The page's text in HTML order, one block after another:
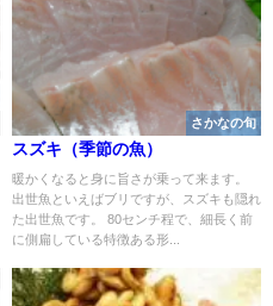
さかなの旬
スズキ（季節の魚）
暖かくなると身に旨さが乗って来ます。
出世魚といえばブリですが、スズキも隠れ
た出世魚です。 80センチ程で、細長く前
に側扁している特徴ある形...